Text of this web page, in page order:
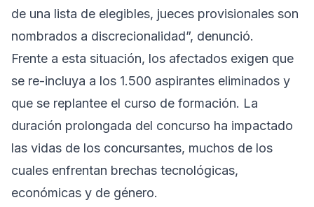
de una lista de elegibles, jueces provisionales son
nombrados a discrecionalidad”, denunció.
Frente a esta situación, los afectados exigen que
se re-incluya a los 1.500 aspirantes eliminados y
que se replantee el curso de formación. La
duración prolongada del concurso ha impactado
las vidas de los concursantes, muchos de los
cuales enfrentan brechas tecnológicas,
económicas y de género.